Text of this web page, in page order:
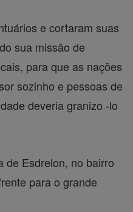
e cortaram suas
sua missão de
para que as nações
sozinho e pessoas de
deveria granizo -lo
de Esdrelon, no bairro
para o grande